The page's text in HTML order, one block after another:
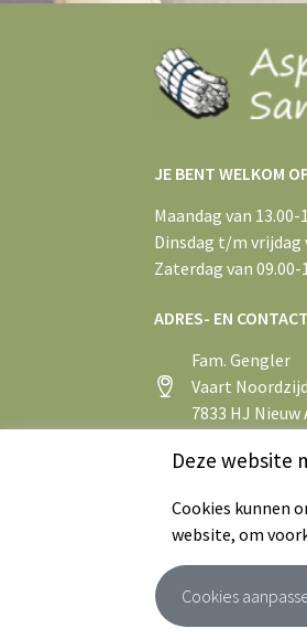
JE BENT WELKOM
Maandag van 13.00-
Dinsdag t/m vrijdag
Zaterdag van 09.00-
ADRES- EN
Fam. Gengler
Vaart
7833 HJ
+31 (0)591 55
© 2026 -
Deze website
Cookies kunnen
website, om
Cookies